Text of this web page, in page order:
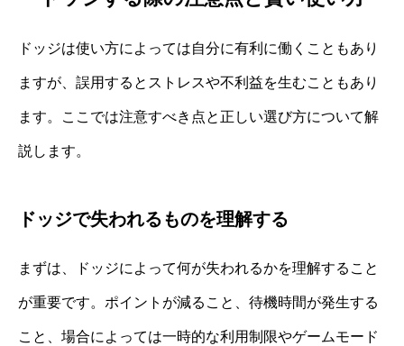
ドッジは使い方によっては自分に有利に働くこともあり
ますが、誤用するとストレスや不利益を生むこともあり
ます。ここでは注意すべき点と正しい選び方について解
説します。
ドッジで失われるものを理解する
まずは、ドッジによって何が失われるかを理解すること
が重要です。ポイントが減ること、待機時間が発生する
こと、場合によっては一時的な利用制限やゲームモード